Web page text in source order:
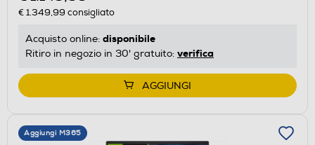
€ 1.349,99 consigliato
Acquisto online: disponibile
Ritiro in negozio in 30' gratuito: verifica
AGGIUNGI
Aggiungi M365